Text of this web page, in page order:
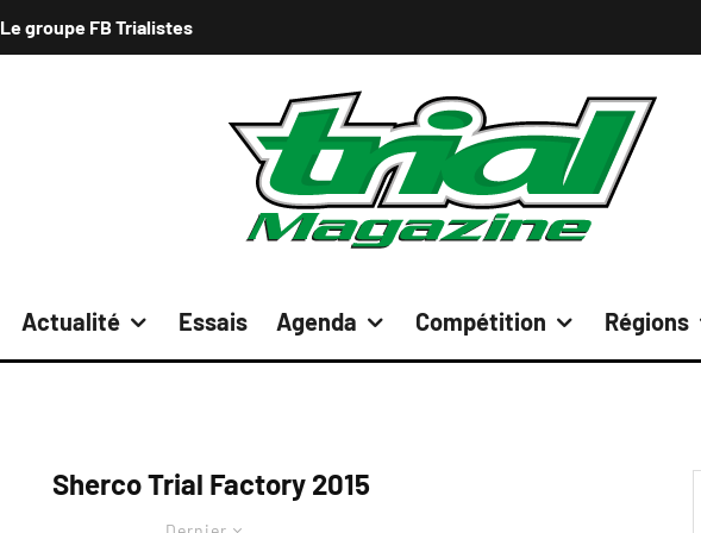
Le groupe FB Trialistes
Actualité Essais Agenda Compétition Régions
Sherco Trial Factory 2015